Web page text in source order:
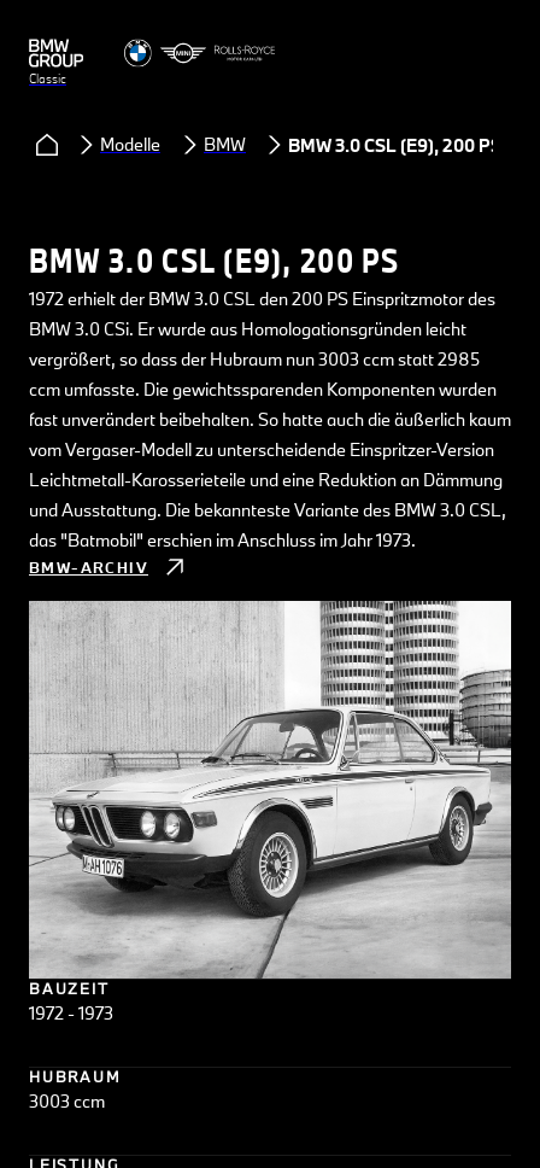
Classic
Modelle BMW BMW 3.0 CSL (E9), 200 PS
BMW 3.0 CSL (E9), 200 PS
1972 erhielt der BMW 3.0 CSL den 200 PS Einspritzmotor des
BMW 3.0 CSi. Er wurde aus Homologationsgründen leicht
vergrößert, so dass der Hubraum nun 3003 ccm statt 2985
ccm umfasste. Die gewichtssparenden Komponenten wurden
fast unverändert beibehalten. So hatte auch die äußerlich kaum
vom Vergaser-Modell zu unterscheidende Einspritzer-Version
Leichtmetall-Karosserieteile und eine Reduktion an Dämmung
und Ausstattung. Die bekannteste Variante des BMW 3.0 CSL,
das "Batmobil" erschien im Anschluss im Jahr 1973.
BMW-ARCHIV
BAUZEIT
1972 - 1973
HUBRAUM
3003 ccm